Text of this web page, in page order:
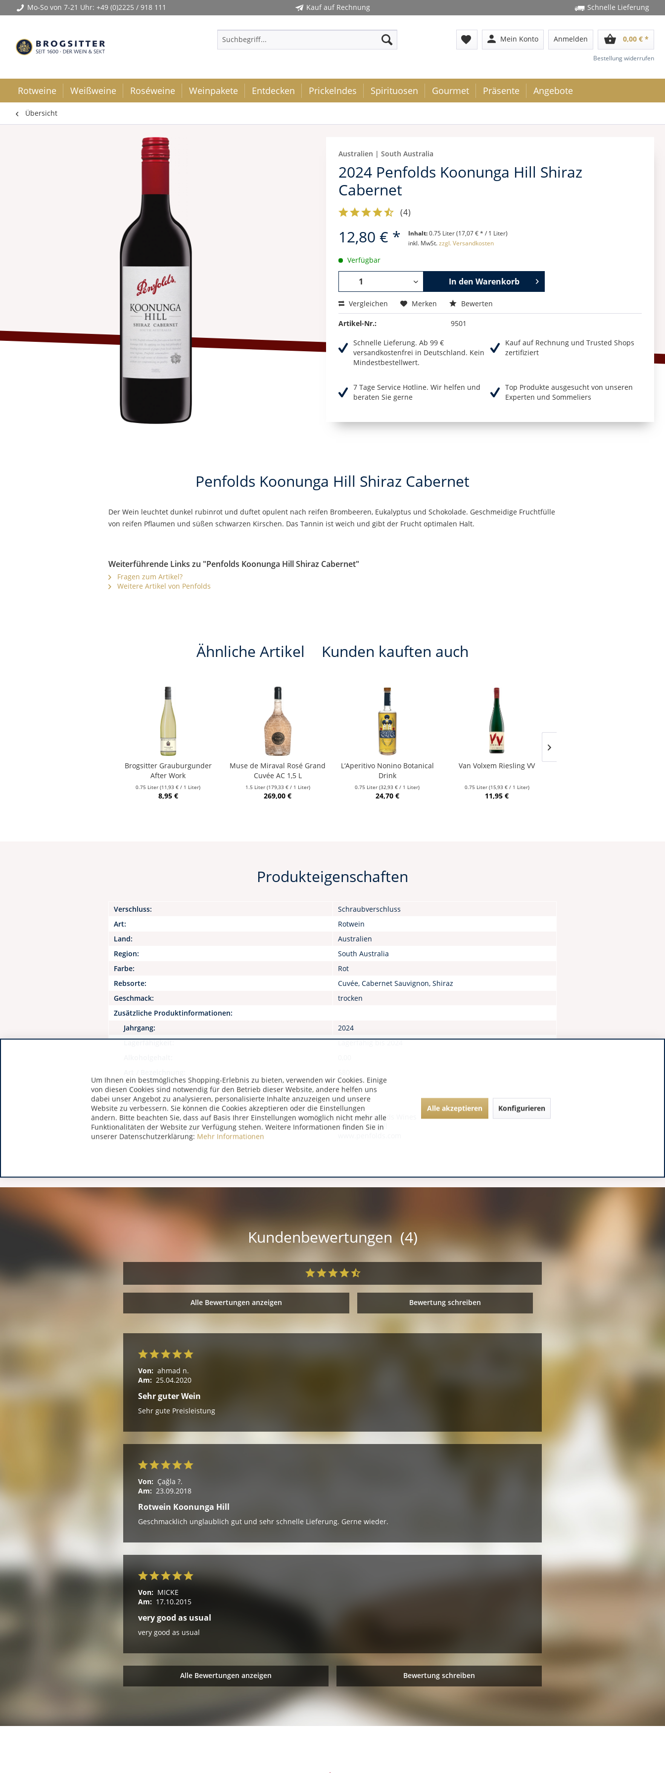
Mo-So von 7-21 Uhr: +49 (0)2225 / 918 111 Kauf auf Rechnung Schnelle Lieferung
favorite person Mein Konto Anmelden shopping_basket 0,00 € *
Bestellung widerrufen
Rotweine Weißweine Roséweine Weinpakete Entdecken Prickelndes Spirituosen Gourmet Präsente Angebote
Übersicht
Australien | South Australia
2024 Penfolds Koonunga Hill Shiraz
Cabernet
(4)
12,80 € * Inhalt:0.75 Liter (17,07 € * / 1 Liter)
inkl. MwSt.zzgl. Versandkosten
Verfügbar
In den Warenkorb
Vergleichen Merken Bewerten
Artikel-Nr.: 9501
Schnelle Lieferung. Ab 99 €
versandkostenfrei in Deutschland. Kein
Mindestbestellwert.
Kauf auf Rechnung und Trusted Shops
zertifiziert
7 Tage Service Hotline. Wir helfen und
beraten Sie gerne
Top Produkte ausgesucht von unseren
Experten und Sommeliers
Penfolds Koonunga Hill Shiraz Cabernet
Der Wein leuchtet dunkel rubinrot und duftet opulent nach reifen Brombeeren, Eukalyptus und Schokolade. Geschmeidige Fruchtfülle
von reifen Pflaumen und süßen schwarzen Kirschen. Das Tannin ist weich und gibt der Frucht optimalen Halt.
Weiterführende Links zu "Penfolds Koonunga Hill Shiraz Cabernet"
Fragen zum Artikel?
Weitere Artikel von Penfolds
Ähnliche Artikel Kunden kauften auch
Brogsitter Grauburgunder
After Work
0.75 Liter(11,93 € / 1 Liter)
8,95 €
Muse de Miraval Rosé Grand
Cuvée AC 1,5 L
1.5 Liter (179,33 € / 1 Liter)
269,00 €
L‘Aperitivo Nonino Botanical
Drink
0.75 Liter(32,93 € / 1 Liter)
24,70 €
Van Volxem Riesling VV
0.75 Liter (15,93 € / 1 Liter)
11,95 €
Produkteigenschaften
Verschluss:
Schraubverschluss
Art:
Rotwein
Land:
Australien
Region:
South Australia
Farbe:
Rot
Rebsorte:
Cuvée, Cabernet Sauvignon, Shiraz
Geschmack:
trocken
Zusätzliche Produktinformationen:
Jahrgang:
2024
Lagerfähigkeit:
Lagerfähig bis 2024
Restzucker:
0,00
Säuregehalt:
0,00
Hersteller / Importeur:
WeingutPenfolds Wines
AU 5072 Magill
Kundenbewertungen (4)
Alle Bewertungen anzeigen Bewertung schreiben
Von: ahmad n.
Am: 25.04.2020
Sehr guter Wein
Sehr gute Preisleistung
Von: Çağla ?.
Am: 23.09.2018
Rotwein Koonunga Hill
Geschmacklich unglaublich gut und sehr schnelle Lieferung. Gerne wieder.
Von: MICKE
Am: 17.10.2015
very good as usual
very good as usual
Alle Bewertungen anzeigen Bewertung schreiben
Um Ihnen ein bestmögliches Shopping-Erlebnis zu bieten, verwenden wir Cookies. Einige
von diesen Cookies sind notwendig für den Betrieb dieser Website, andere helfen uns
dabei unser Angebot zu analysieren, personalisierte Inhalte anzuzeigen und unsere
Website zu verbessern. Sie können die Cookies akzeptieren oder die Einstellungen
ändern. Bitte beachten Sie, dass auf Basis Ihrer Einstellungen womöglich nicht mehr alle
Funktionalitäten der Website zur Verfügung stehen. Weitere Informationen finden Sie in
unserer Datenschutzerklärung: Mehr Informationen
Alle akzeptieren Konfigurieren